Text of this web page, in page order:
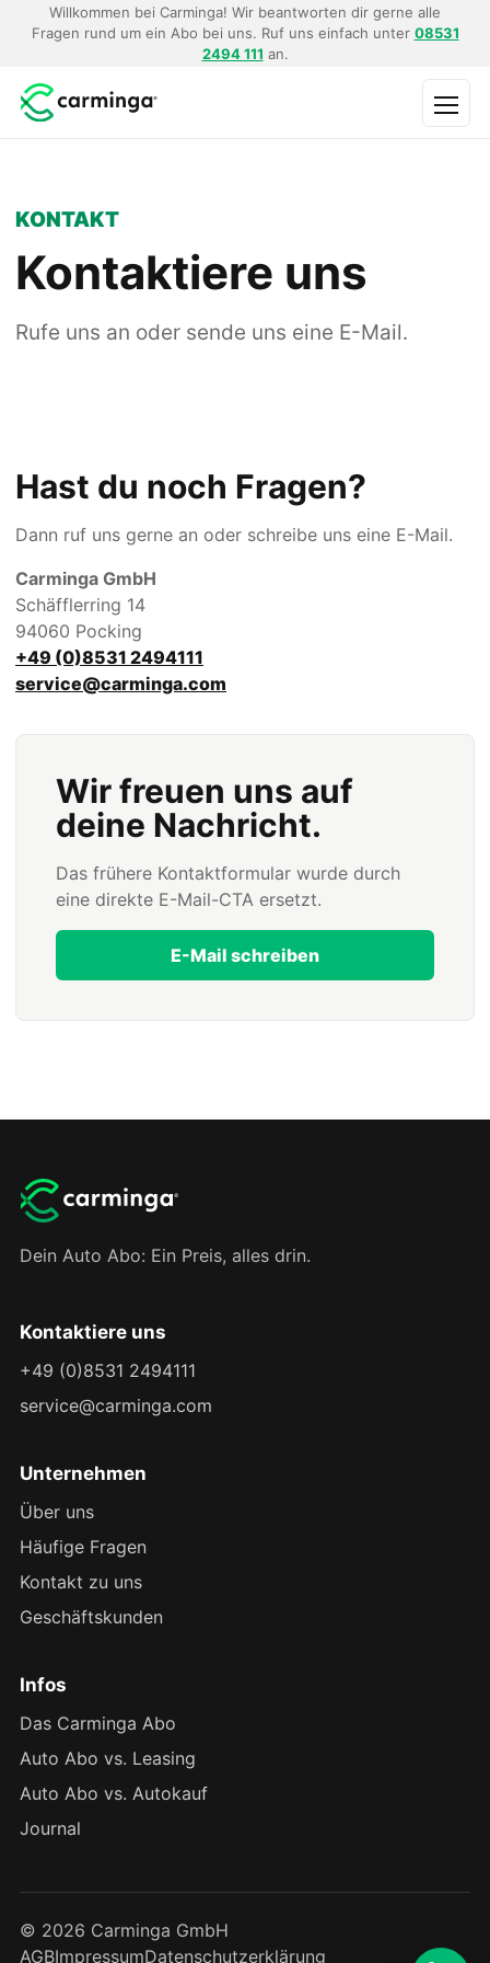
Willkommen bei Carminga! Wir beantworten dir gerne alle
Fragen rund um ein Abo bei uns. Ruf uns einfach unter 08531
2494 111 an.
KONTAKT
Kontaktiere uns
Rufe uns an oder sende uns eine E-Mail.
Hast du noch Fragen?
Dann ruf uns gerne an oder schreibe uns eine E-Mail.
Carminga GmbH
Schäfflerring 14
94060 Pocking
+49 (0)8531 2494111
service@carminga.com
Wir freuen uns auf
deine Nachricht.
Das frühere Kontaktformular wurde durch
eine direkte E-Mail-CTA ersetzt.
E-Mail schreiben
Dein Auto Abo: Ein Preis, alles drin.
Kontaktiere uns
+49 (0)8531 2494111
service@carminga.com
Unternehmen
Über uns
Häufige Fragen
Kontakt zu uns
Geschäftskunden
Infos
Das Carminga Abo
Auto Abo vs. Leasing
Auto Abo vs. Autokauf
Journal
© 2026 Carminga GmbH
AGBImpressumDatenschutzerklärung